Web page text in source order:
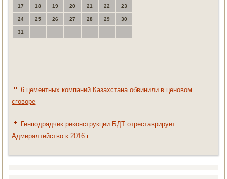
17 18 19 20 21 22 23
24 25 26 27 28 29 30
31
6 цементных компаний Казахстана обвинили в ценовом
сговоре
Генподрядчик реконструкции БДТ отреставрирует
Адмиралтейство к 2016 г